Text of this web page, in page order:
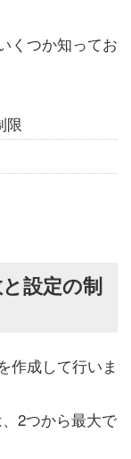
くつか知ってお
限
設定の制
作成して行いま
2つから最大で